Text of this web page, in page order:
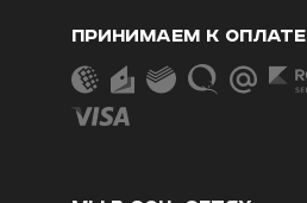
ПРИНИМАЕМ К ОПЛАТЕ